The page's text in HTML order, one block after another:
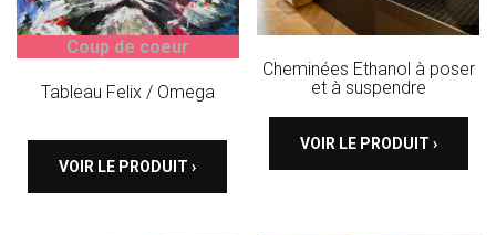
Coup de coeur
Tableau Felix / Omega
VOIR LE PRODUIT ›
Cheminées Ethanol à poser
et à suspendre
VOIR LE PRODUIT ›